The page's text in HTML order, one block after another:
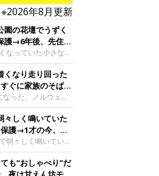
※2026年8月更新
の花壇でうずく
護→6年後、先住猫
係に
なっていた小さな子
から6年、先住猫と
れていました。保護
介するのは、
ー
んの愛猫・ティダ
成長記録です。こ
のティダちゃん。
のは、夜から大雨に
日の夕方でした。花
保護したばかりのテ
くなり走り回った
ぐに家族のそばで
てよかった」
った、ノルウェー
ットの子猫。お迎え
くつろぐ様子を見せ
日、ベッドでうとう
え翌日のむうちゃ
介するのは、
さんの
影時、生後約3カ月
々しく鳴いていた
護→1才の今、筋
に成長
弱々しく鳴いてい
猫。家族に迎えら
動も大きく成長しま
も“おしゃべり”だ